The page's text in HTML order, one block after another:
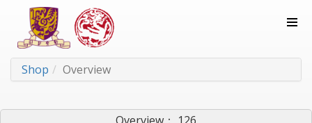
Shop Overview